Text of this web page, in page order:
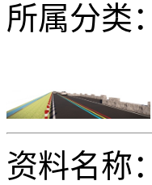
所属分类：
资料名称：